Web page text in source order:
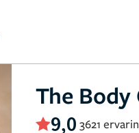
The Body
9,0 3621